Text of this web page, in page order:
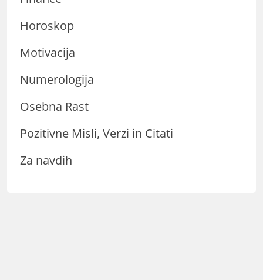
Horoskop
Motivacija
Numerologija
Osebna Rast
Pozitivne Misli, Verzi in Citati
Za navdih